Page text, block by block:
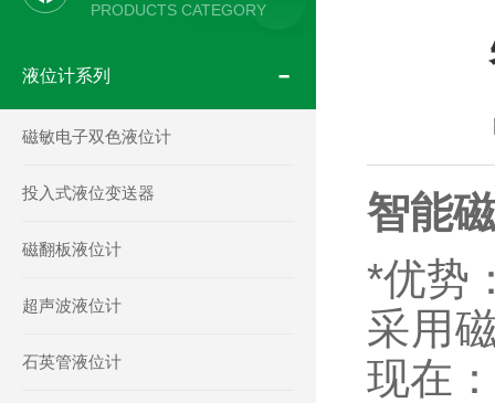
PRODUCTS CATEGORY
液位计系列
磁敏电子双色液位计
投入式液位变送器
磁翻板液位计
超声波液位计
石英管液位计
智能
*优势
采用
现在：